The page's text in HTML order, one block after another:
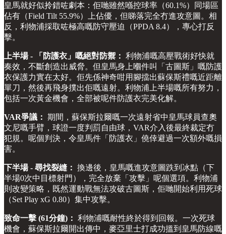
皇馬就好似拎錯咗劇本：佢哋雖然喺控球率（60.1%）同場區
佔有（Field Tilt 55.9%）上佔優，但睇落完全冇進攻意圖。相
反，利物浦採取咗極高嘅防守壓迫（PPDA 8.4），專心打反
擊。
上半場 - 「防護衣」嘅絕對防禦： 利物浦嘅高壓戰術好快就
奏效，不斷創造出威脅。但皇馬身上嗰件叫「古圖斯」嘅防護
衣保護力實在太好。佢先係神奇咁用腳擋出蘇保斯禮嘅近距離
單刀，然後再飛身撲出佢嘅遠射。利物浦上半場嘅所有努力，
包括一次黃金機會，全部被呢件防護衣完美化解。
VAR爭議： 期間，蘇保斯拉爾嘅一次遠射省中皇馬球員查奧
文尼嘅手臂，球證一度判罰自由球，VAR介入後最終裁定冇
犯規。呢個判決，令皇馬件「防護衣」僥倖避過一次額外嘅損
害。
下半場 - 尋找裂縫： 換邊後，皇馬嘅進攻意圖跌到冰點（下
半場0次中目標射門），完全放棄「攻擊」呢個選項。利物浦
則改變策略，既然運動戰無法攻破古圖斯，佢哋開始利用死球
（Set Play xG 0.80）集中攻擊。
致命一擊 (61分鐘)： 利物浦嘅耐性終於得到回報。一次死球
機會，蘇保斯拉爾開出傳中，麥亞里士打成功搵到皇馬防線嘅